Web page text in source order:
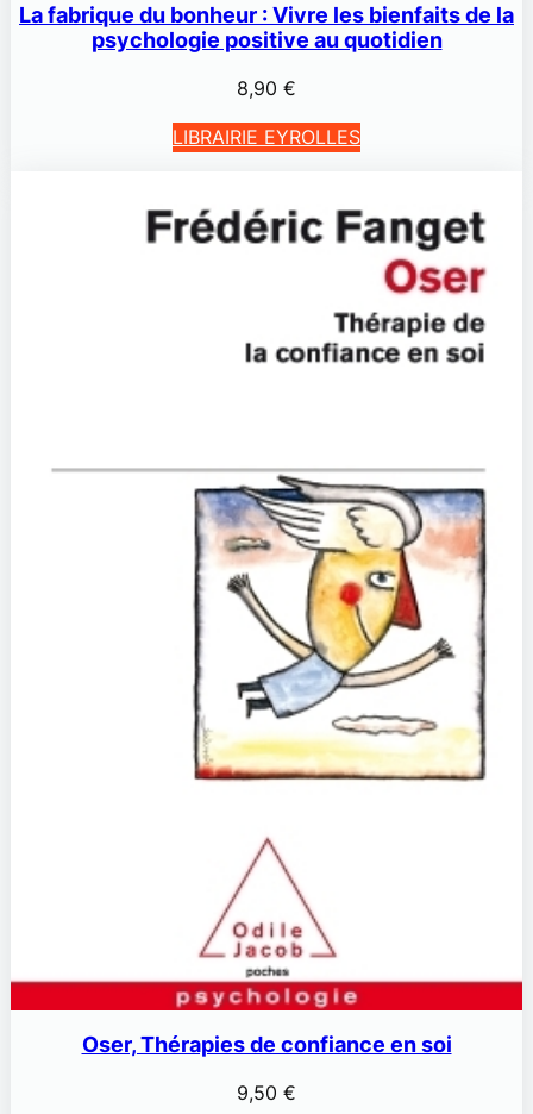
La fabrique du bonheur : Vivre les bienfaits de la
psychologie positive au quotidien
8,90 €
LIBRAIRIE EYROLLES
Oser, Thérapies de confiance en soi
9,50 €